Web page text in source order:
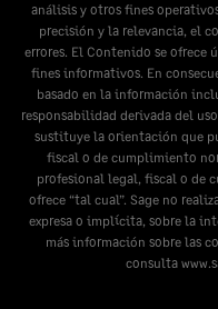
análisis y otros fines
precisión y la relevancia, el
errores. El Contenido se ofrece
fines informativos. En
basado en la información
responsabilidad derivada del
sustituye la orientación que
fiscal o de cumplimiento
profesional legal, fiscal o de
ofrece “tal cual”. Sage no
expresa o implícita, sobre la
más información sobre las
consulta